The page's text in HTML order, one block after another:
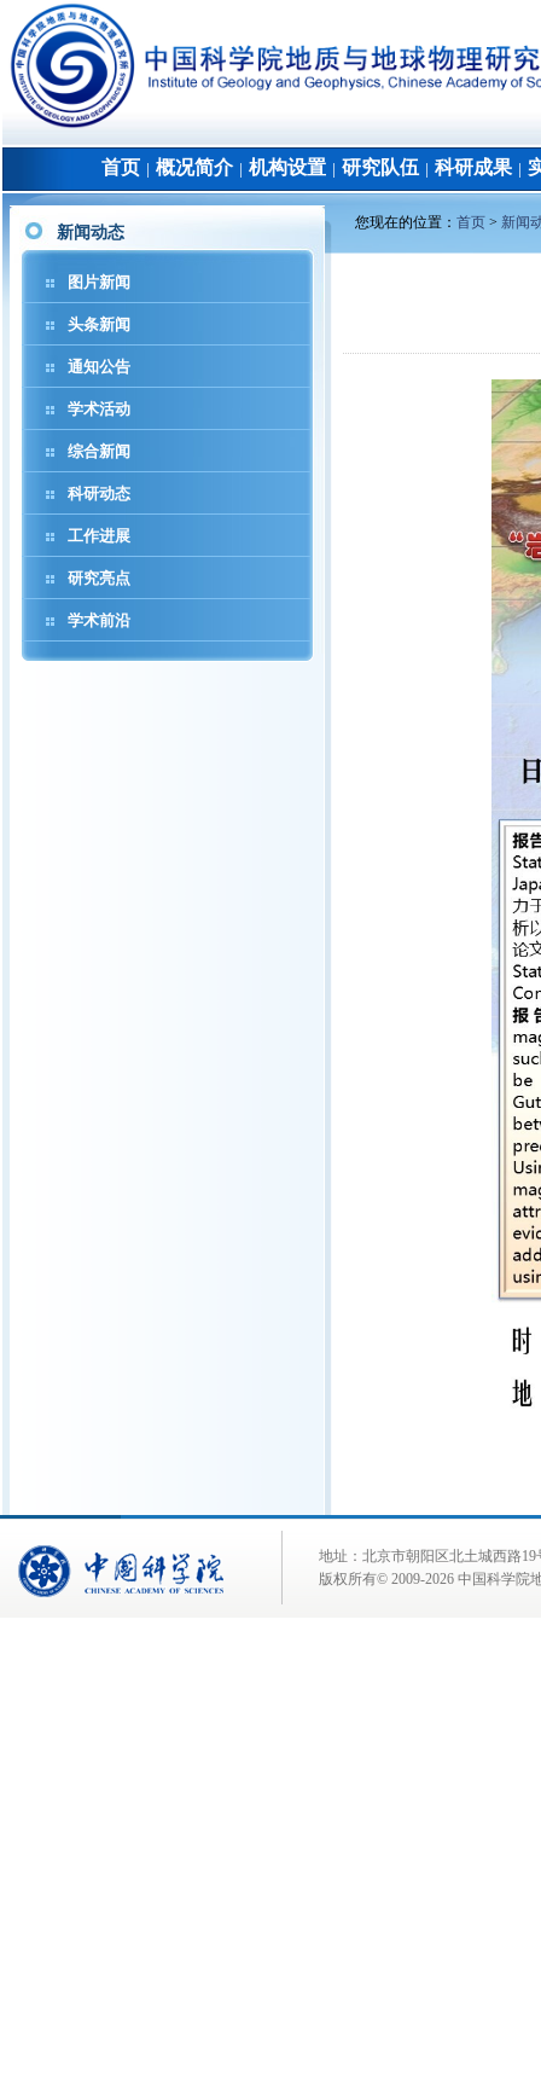
首页 概况简介│ 机构设置 研究队伍 科研成果│
新闻动态
图片新闻
头条新闻
通知公告
学术活动
综合新闻
科研动态
工作进展
研究亮点
学术前沿
您现在的位置： 首页 > 新闻
地址：北京市朝阳区北土城西路
版权所有© 2009-2026 中国科学院